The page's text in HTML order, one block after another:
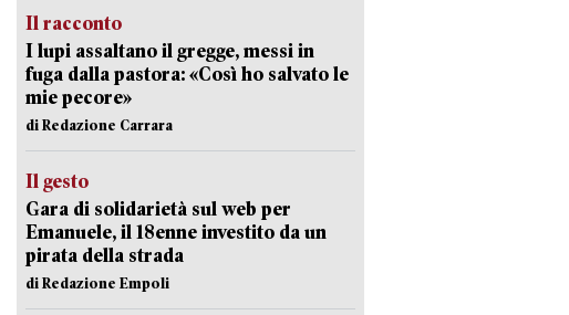
Il racconto
I lupi assaltano il gregge, messi in
fuga dalla pastora: «Così ho salvato le
mie pecore»
di Redazione Carrara
Il gesto
Gara di solidarietà sul web per
Emanuele, il 18enne investito da un
pirata della strada
di Redazione Empoli